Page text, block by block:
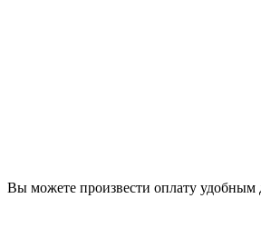
Вы можете произвести оплату удобным